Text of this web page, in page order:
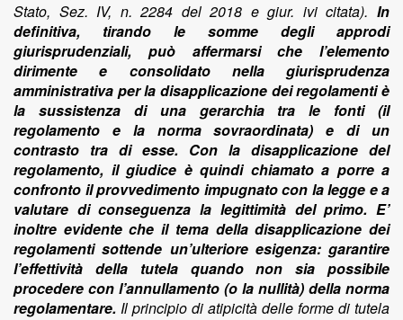
In
definitiva, tirando le somme degli approdi
giurisprudenziali, può affermarsi che l’elemento
dirimente e consolidato nella giurisprudenza
amministrativa per la disapplicazione dei regolamenti è
la sussistenza di una gerarchia tra le fonti (il
regolamento e la norma sovraordinata) e di un
contrasto tra di esse. Con la disapplicazione del
regolamento, il giudice è quindi chiamato a porre a
confronto il provvedimento impugnato con la legge e a
valutare di conseguenza la legittimità del primo. E’
inoltre evidente che il tema della disapplicazione dei
regolamenti sottende un’ulteriore esigenza: garantire
l’effettività della tutela quando non sia possibile
procedere con l’annullamento (o la nullità) della norma
regolamentare. Il principio di atipicità delle forme di tutela